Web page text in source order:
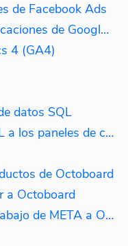
de Facebook Ads
Configuración de múltiples ubicaciones de Google My Business
4 (GA4)
datos SQL
Cómo agregar widgets de SQL a los paneles de control
de Octoboard
a Octoboard
Cómo conectar la cuenta de trabajo de META a Octoboard